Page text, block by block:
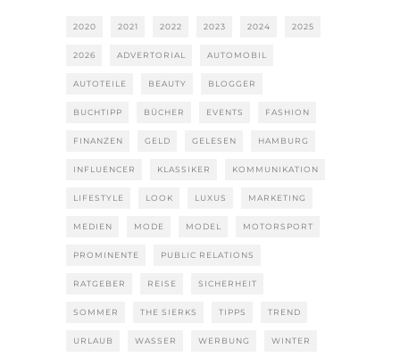
2020 2021 2022 2023 2024 2025
2026 ADVERTORIAL AUTOMOBIL
AUTOTEILE BEAUTY BLOGGER
BUCHTIPP BÜCHER EVENTS FASHION
FINANZEN GELD GELESEN HAMBURG
INFLUENCER KLASSIKER KOMMUNIKATION
LIFESTYLE LOOK LUXUS MARKETING
MEDIEN MODE MODEL MOTORSPORT
PROMINENTE PUBLIC RELATIONS
RATGEBER REISE SICHERHEIT
SOMMER THE SIERKS TIPPS TREND
URLAUB WASSER WERBUNG WINTER